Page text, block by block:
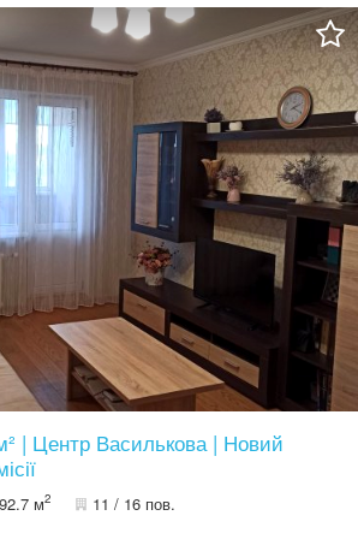
материалов. Квартира
бытовой техникой от
Элегантный дизайн и уют:
с использованием премиум материалов
слой стиля и комфорта. Здесь каждый
уютом и гармонией.
| Центр Василькова | Новий
92.7 м2 11 / 16 пов.